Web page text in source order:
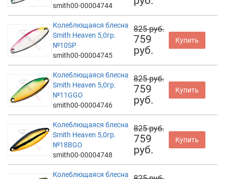
smith00-00004744
Колеблющаяся блесна
Smith Heaven 5,0гр.
№10SP
smith00-00004745
825 руб.
759
руб.
Купить
Колеблющаяся блесна
Smith Heaven 5,0гр.
№11GGO
smith00-00004746
825 руб.
759
руб.
Купить
Колеблющаяся блесна
Smith Heaven 5,0гр.
№18BGO
smith00-00004748
825 руб.
759
руб.
Купить
Колеблющаяся блесна